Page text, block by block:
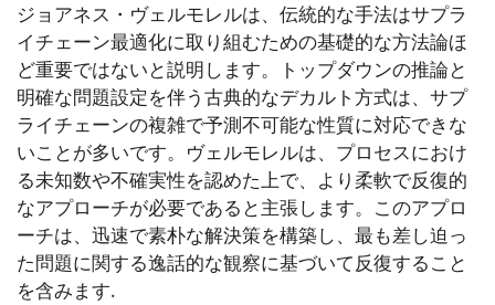
ジョアネス・ヴェルモレルは、伝統的な手法はサプラ
イチェーン最適化に取り組むための基礎的な方法論ほ
ど重要ではないと説明します。トップダウンの推論と
明確な問題設定を伴う古典的なデカルト方式は、サプ
ライチェーンの複雑で予測不可能な性質に対応できな
いことが多いです。ヴェルモレルは、プロセスにおけ
る未知数や不確実性を認めた上で、より柔軟で反復的
なアプローチが必要であると主張します。このアプロ
ーチは、迅速で素朴な解決策を構築し、最も差し迫っ
た問題に関する逸話的な観察に基づいて反復すること
を含みます.